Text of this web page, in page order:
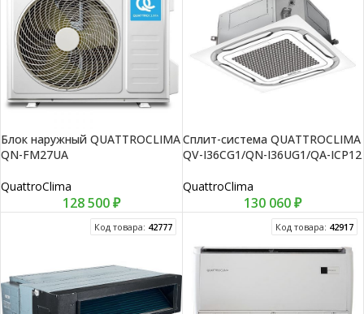
Блок наружный QUATTROCLIMA
QN-FM27UA
QuattroClima
128 500₽
Сплит-система QUATTROCLIMA
QV-I36CG1/QN-I36UG1/QA-ICP12
QuattroClima
130 060₽
Код товара: 42777 Код товара: 42917